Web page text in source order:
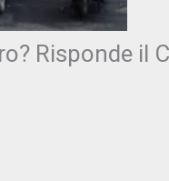
Risponde il